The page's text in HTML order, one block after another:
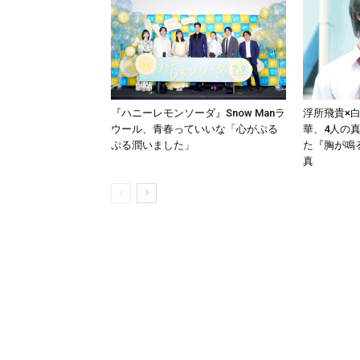
『ハニーレモンソーダ』Snow Manラ
ウール、⻘春っていいな「心がぷる
ぷる潤いました」
浮所飛貴×
華、4人の
た『胸が鳴
真